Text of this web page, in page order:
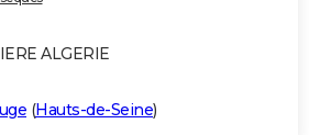
ALGERIE
(Hauts-de-Seine)